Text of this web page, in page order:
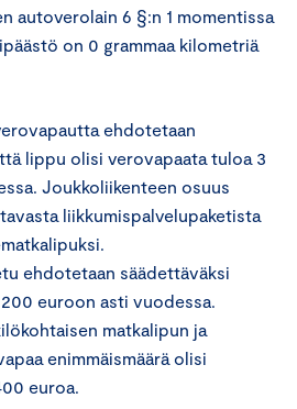
autoverolain 6 §:n 1 momentissa
on 0 grammaa kilometriä
ehdotetaan
lippu olisi verovapaata tuloa 3
Joukkoliikenteen osuus
liikkumispalvelupaketista
ehdotetaan säädettäväksi
euroon asti vuodessa.
matkalipun ja
enimmäismäärä olisi
euroa.